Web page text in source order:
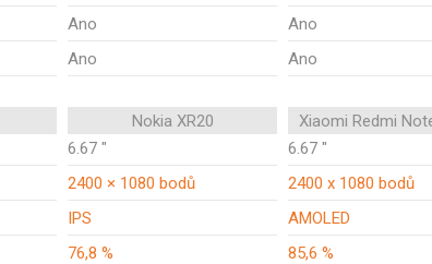
Ano
Ano
Ano Ano
Nokia XR20
Xiaomi Redmi
6.67 "
6.67 "
2400 × 1080 bodů
2400 x 1080 bodů
IPS
AMOLED
76,8 %
85,6 %